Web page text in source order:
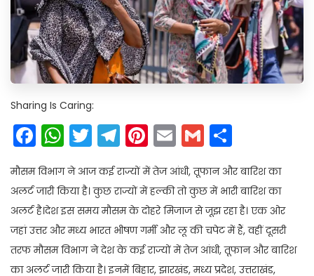
Sharing Is Caring:
Facebook
WhatsApp
Twitter
Telegram
Pinterest
EmailGmail
मौसम विभाग ने आज कई राज्यों में तेज आंधी, तूफान और बारिश का
अलर्ट जारी किया है। कुछ राज्यों में हल्की तो कुछ में भारी बारिश का
अलर्ट है।देश इस समय मौसम के दोहरे मिजाज से जूझ रहा है। एक ओर
जहां उत्तर और मध्य भारत भीषण गर्मी और लू की चपेट में हैं, वहीं दूसरी
तरफ मौसम विभाग ने देश के कई राज्यों में तेज आंधी, तूफान और बारिश
का अलर्ट जारी किया है। इनमें बिहार, झारखंड, मध्य प्रदेश, उत्तराखंड,